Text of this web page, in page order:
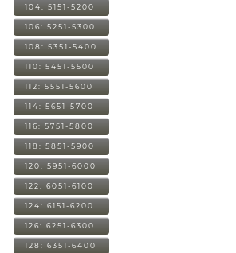
104: 5151-5200
106: 5251-5300
108: 5351-5400
110: 5451-5500
112: 5551-5600
114: 5651-5700
116: 5751-5800
118: 5851-5900
120: 5951-6000
122: 6051-6100
124: 6151-6200
126: 6251-6300
128: 6351-6400